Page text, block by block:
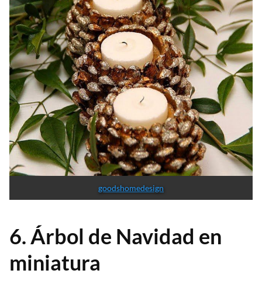
goodshomedesign
6. Árbol de Navidad en
miniatura